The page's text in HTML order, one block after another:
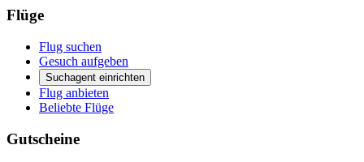
Flüge
Flug suchen
Gesuch aufgeben
Suchagent einrichten
Flug anbieten
Beliebte Flüge
Gutscheine